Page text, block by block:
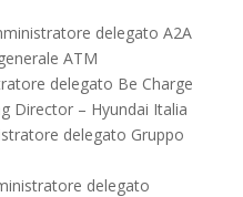
delegato A2A
ATM
delegato Be Charge
Director – Hyundai Italia
delegato Gruppo
delegato